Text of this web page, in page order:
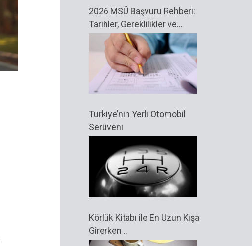
2026 MSÜ Başvuru Rehberi:
Tarihler, Gereklilikler ve
Bilmeniz Gerekenler
Türkiye’nin Yerli Otomobil
Serüveni
Körlük Kitabı ile En Uzun Kışa
Girerken ..